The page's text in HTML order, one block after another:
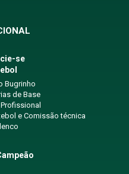
se
Bugrinho
de Base
e Comissão técnica